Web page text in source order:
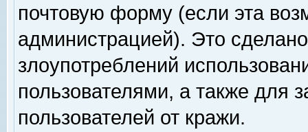
почтовую форму (если эта
администрацией). Это
злоупотреблений
пользователями, а также для
пользователей от кражи.